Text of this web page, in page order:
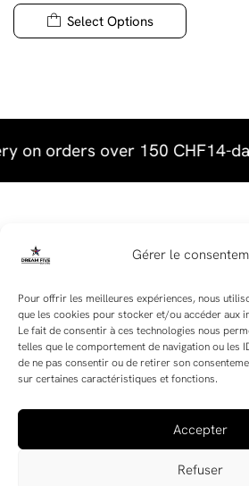
Gérer le
Pour offrir les meilleures expériences, nous
que les cookies pour stocker et/ou accéder aux
Le fait de consentir à ces technologies nous
telles que le comportement de navigation ou les
de ne pas consentir ou de retirer son
sur certaines caractéristiques et fonctions.
Accepter
Refuser
Select Options
on orders over 150 CHF14-
Useful links
Terms and Conditions
Follow us !